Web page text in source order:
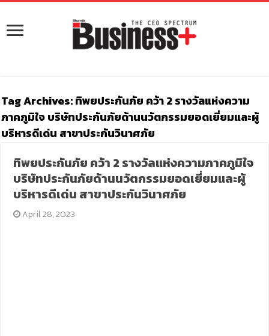
Tag Archives:ทิพยประกันภัย คว้า 2 รางวัลแห่งความ
ภาคภูมิใจ บริษัทประกันภัยด้านนวัตกรรมยอดเยี่ยมและผู้
บริหารดีเด่น สาขาประกันวินาศภัย
ทิพยประกันภัย คว้า 2 รางวัลแห่งความภาคภูมิใจ
บริษัทประกันภัยด้านนวัตกรรมยอดเยี่ยมและผู้
บริหารดีเด่น สาขาประกันวินาศภัย
April 28, 2023